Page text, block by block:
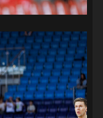
WROCŁAW(29)